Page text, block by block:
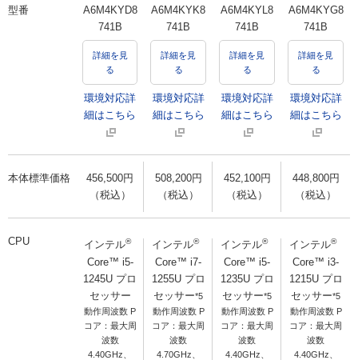
型番
A6M4KYD8
741B
詳細を見
る
環境対応詳
細はこちら
A6M4KYK8
741B
詳細を見
る
環境対応詳
細はこちら
A6M4KYL8
741B
詳細を見
る
環境対応詳
細はこちら
A6M4KYG8
741B
詳細を見
る
環境対応詳
細はこちら
本体標準価格
456,500円
（税込）
508,200円
（税込）
452,100円
（税込）
448,800円
（税込）
CPU インテル®
Core™ i5-
1245U プロ
セッサー
動作周波数 P
コア：最大周
波数
4.40GHz、
インテル®
Core™ i7-
1255U プロ
セッサー*5
動作周波数 P
コア：最大周
波数
4.70GHz、
インテル®
Core™ i5-
1235U プロ
セッサー*5
動作周波数 P
コア：最大周
波数
4.40GHz、
インテル®
Core™ i3-
1215U プロ
セッサー*5
動作周波数 P
コア：最大周
波数
4.40GHz、